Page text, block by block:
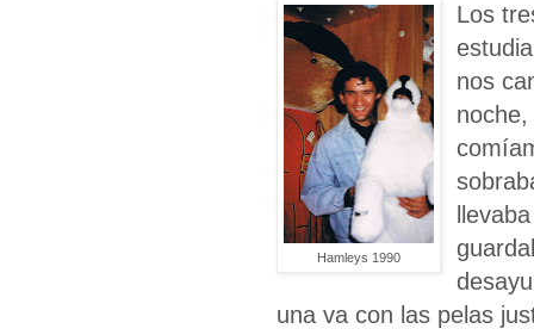
Hamleys 1990
Los
nos
una va con las pelas